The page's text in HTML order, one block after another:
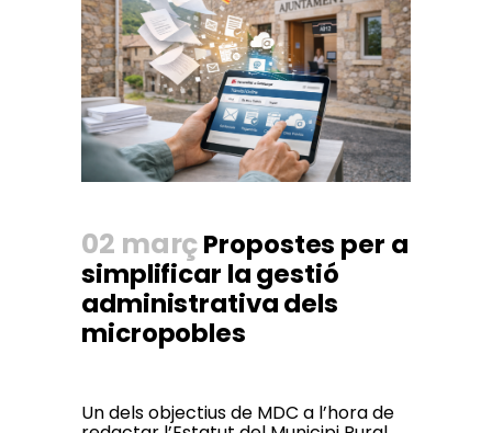
02 marçPropostes per a
simplificar la gestió
administrativa dels
micropobles
Un dels objectius de MDC a l’hora de